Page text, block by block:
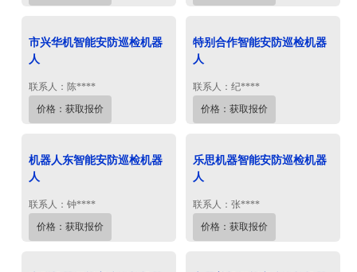
市兴华机智能安防巡检机器
人
联系人：陈****
价格：获取报价
特别合作智能安防巡检机器
人
联系人：纪****
价格：获取报价
机器人东智能安防巡检机器
人
联系人：钟****
价格：获取报价
乐思机器智能安防巡检机器
人
联系人：张****
价格：获取报价